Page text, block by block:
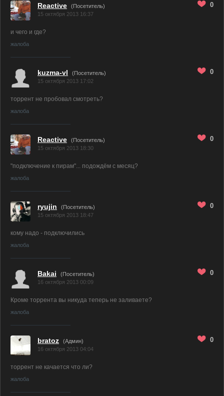
Reactive
(Посетитель)
15 октября 2013 16:37
0
и чего и где?
жалоба
kuzma-vl
(Посетитель)
15 октября 2013 17:02
0
торрент не пробовал смотреть?
жалоба
Reactive
(Посетитель)
15 октября 2013 18:30
0
"подключение к пирам"... подождём с месяц?
жалоба
ryujin
(Посетитель)
15 октября 2013 18:47
0
кому надо - подключились
жалоба
Bakai
(Посетитель)
16 октября 2013 00:09
0
Кроме торрента вы никуда теперь не заливаете?
жалоба
bratoz (Админ)
16 октября 2013 04:04
0
торрент не качается что ли?
жалоба